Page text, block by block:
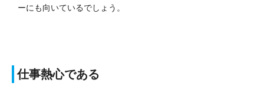
ーにも向いているでしょう。
仕事熱心である